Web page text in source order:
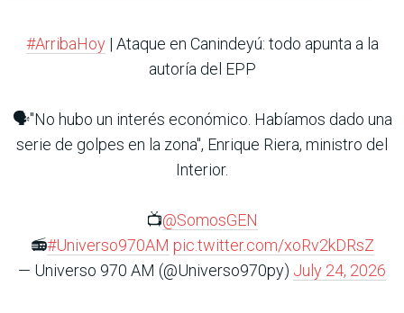
#ArribaHoy| Ataque en Canindeyú: todo apunta a la
autoría del EPP
🗣️"No hubo un interés económico. Habíamos dado una
serie de golpes en la zona", Enrique Riera, ministro del
Interior.
📺@SomosGEN
📻#Universo970AM pic.twitter.com/xoRv2kDRsZ
— Universo 970 AM (@Universo970py) July 24, 2026